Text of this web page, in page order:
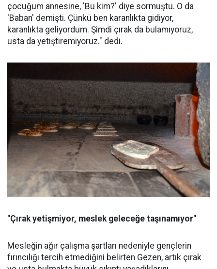
çocuğum annesine, 'Bu kim?' diye sormuştu. O da
'Baban' demişti. Çünkü ben karanlıkta gidiyor,
karanlıkta geliyordum. Şimdi çırak da bulamıyoruz,
usta da yetiştiremiyoruz." dedi.
"Çırak yetişmiyor, meslek geleceğe taşınamıyor"
Mesleğin ağır çalışma şartları nedeniyle gençlerin
fırıncılığı tercih etmediğini belirten Gezen, artık çırak